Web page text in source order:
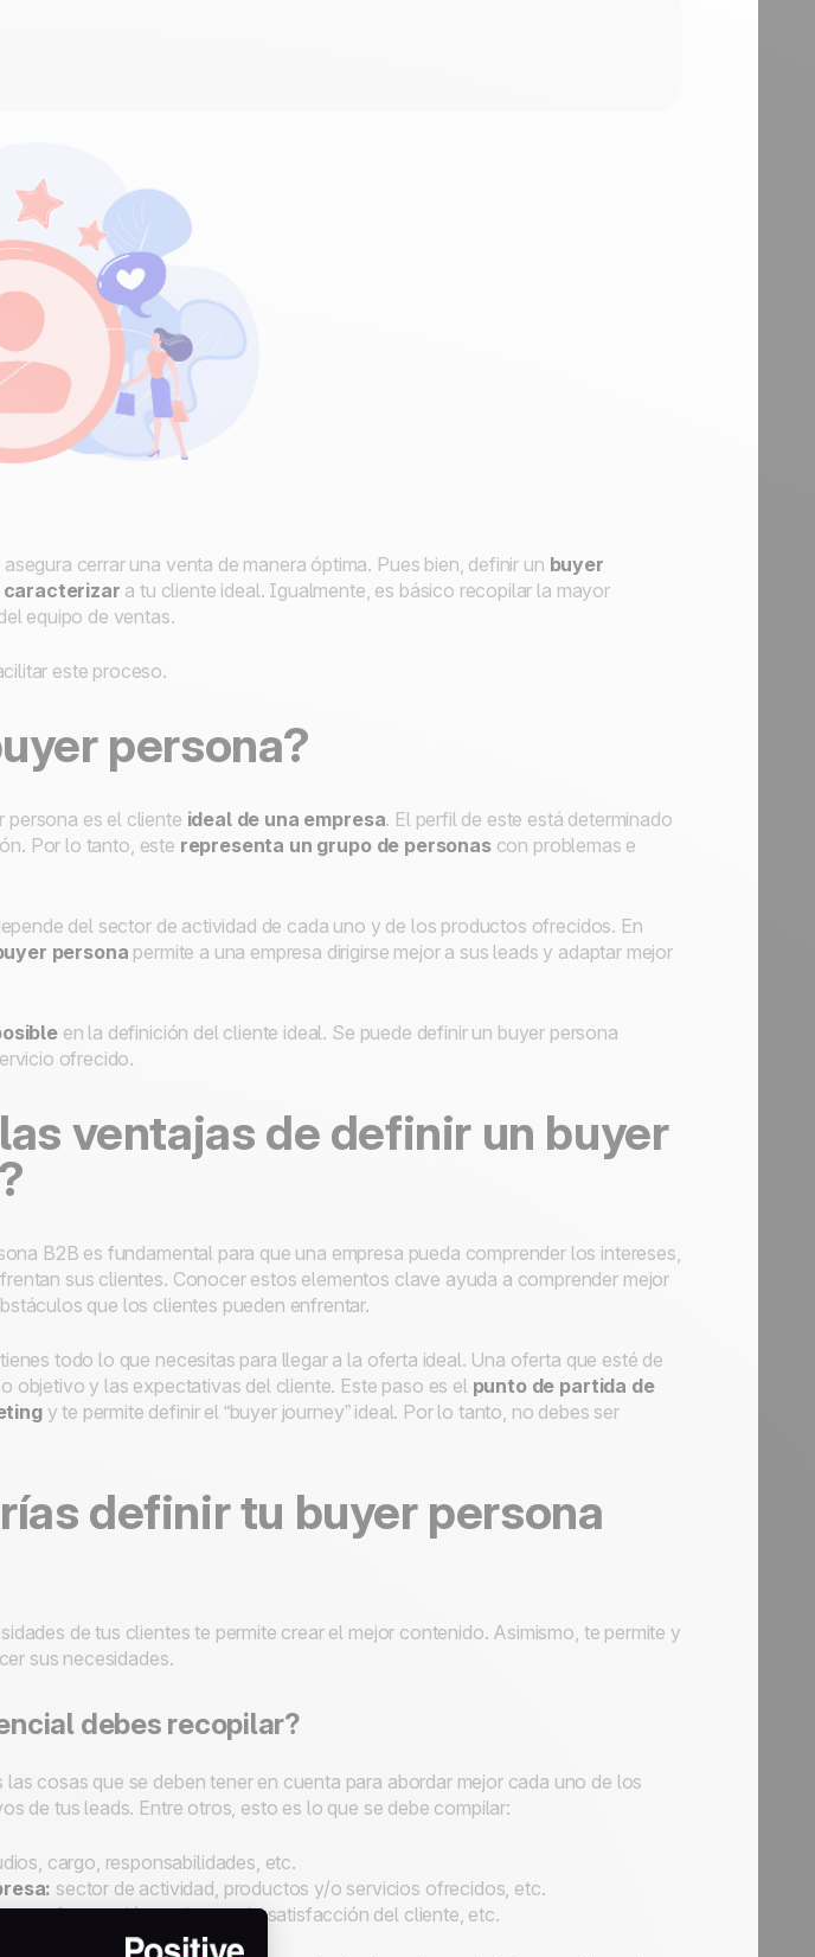
cerrar una venta de manera óptima. Pues bien, definir un buyer
caracterizar a tu cliente ideal. Igualmente, es básico recopilar la mayor
equipo de ventas.
este proceso.
persona?
persona es el cliente ideal de una empresa. El perfil de este está determinado
Por lo tanto, este representa un grupo de personascon problemas e
del sector de actividad de cada uno y de los productos ofrecidos. En
persona permite a una empresa dirigirse mejor a sus leads y adaptar mejor
en la definición del cliente ideal. Se puede definir un buyer persona
ofrecido.
ventajas de definir un buyer
B2B es fundamental para que una empresa pueda comprender los intereses,
sus clientes. Conocer estos elementos clave ayuda a comprender mejor
que los clientes pueden enfrentar.
todo lo que necesitas para llegar a la oferta ideal. Una oferta que esté de
objetivo y las expectativas del cliente. Este paso es el punto de partida de
y te permite definir el “buyer journey” ideal. Por lo tanto, no debes ser
definir tu buyer persona
de tus clientes te permite crear el mejor contenido. Asimismo, te permite y
sus necesidades.
debes recopilar?
las cosas que se deben tener en cuenta para abordar mejor cada uno de los
de tus leads. Entre otros, esto es lo que se debe compilar:
cargo, responsabilidades, etc.
sector de actividad, productos y/o servicios ofrecidos, etc.
facturación, mejora en la satisfacción del cliente, etc.
recursos, etc.